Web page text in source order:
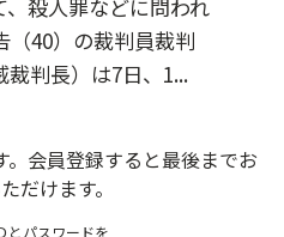
、殺人罪などに問われ
（40）の裁判員裁判
判長）は7日、1...
。会員登録すると最後までお
だけます。
とパスワードを